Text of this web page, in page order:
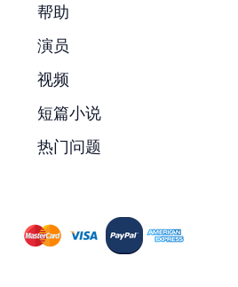
帮助
演员
视频
短篇小说
热门问题